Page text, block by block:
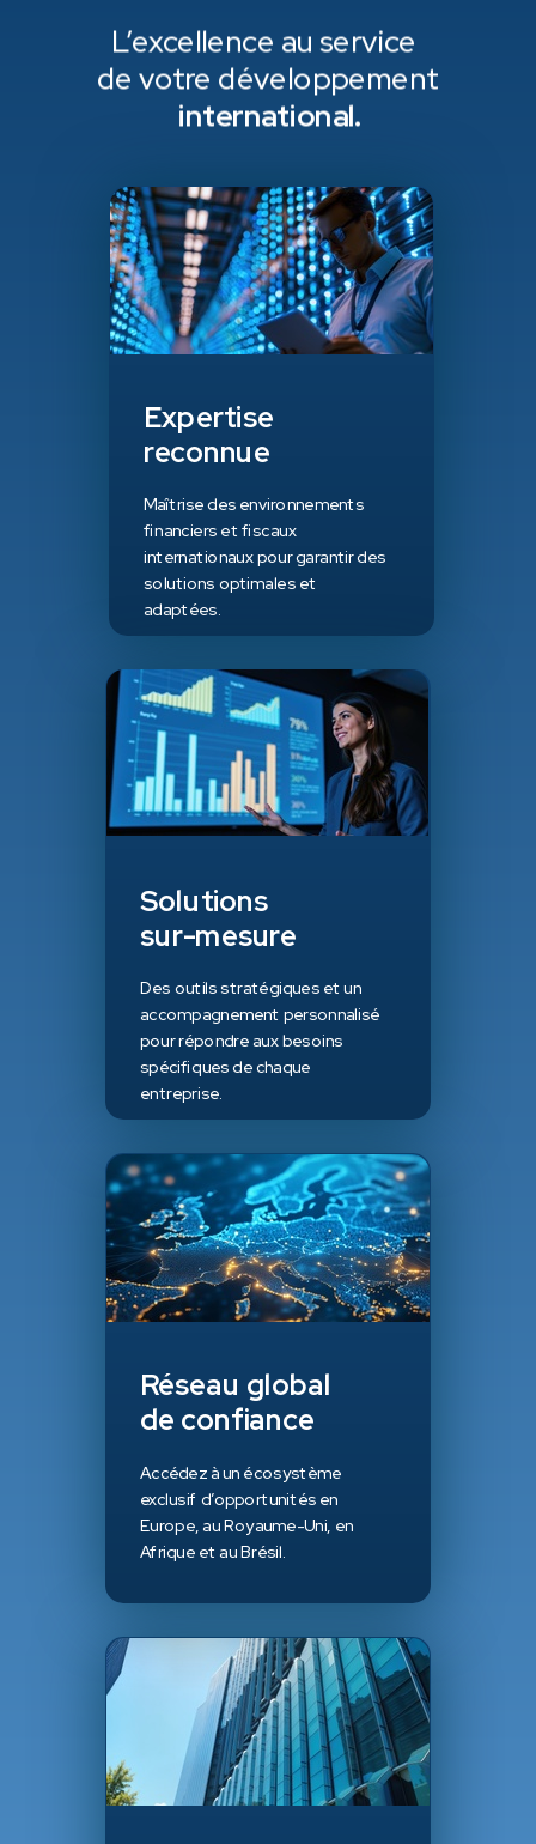
Expertise
reconnue
Maîtrise des environnements
financiers et fiscaux
internationaux pour garantir des
solutions optimales et
adaptées.
Solutions
sur-mesure
Des outils stratégiques et un
accompagnement personnalisé
pour répondre aux besoins
spécifiques de chaque
entreprise.
Réseau global
de confiance
Accédez à un écosystème
exclusif d’opportunités en
Europe, au Royaume-Uni, en
Afrique et au Brésil.
L’excellence au service
de votre développement
international.